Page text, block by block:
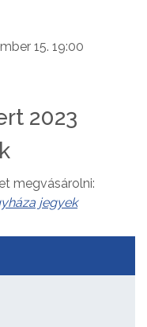
15. 19:00
2023
megvásárolni:
jegyek